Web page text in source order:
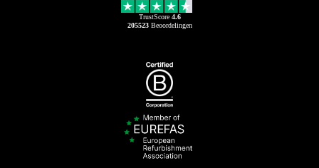
TrustScore 4.6
205523Beoordelingen